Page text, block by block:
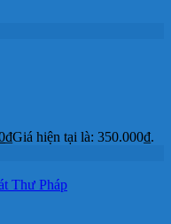
₫Giá hiện tại là: 350.000₫.